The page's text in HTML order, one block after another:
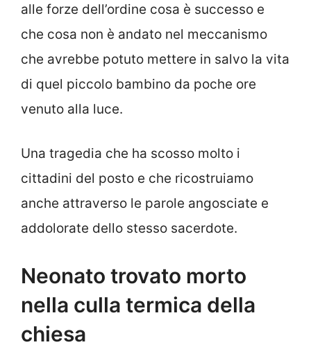
alle forze dell’ordine cosa è successo e
che cosa non è andato nel meccanismo
che avrebbe potuto mettere in salvo la vita
di quel piccolo bambino da poche ore
venuto alla luce.
Una tragedia che ha scosso molto i
cittadini del posto e che ricostruiamo
anche attraverso le parole angosciate e
addolorate dello stesso sacerdote.
Neonato trovato morto
nella culla termica della
chiesa